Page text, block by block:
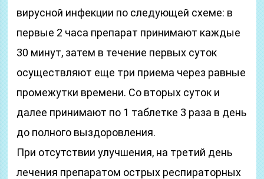
вирусной инфекции по следующей схеме: в
первые 2 часа препарат принимают каждые
30 минут, затем в течение первых суток
осуществляют еще три приема через равные
промежутки времени. Со вторых суток и
далее принимают по 1 таблетке 3 раза в день
до полного выздоровления.
При отсутствии улучшения, на третий день
лечения препаратом острых респираторных